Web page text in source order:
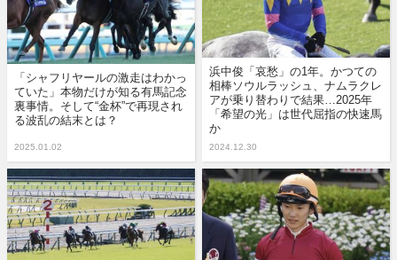
「シャフリヤールの激走はわかっ
ていた」本物だけが知る有馬記念
裏事情。そして“金杯”で再現され
る波乱の結末とは？
2025.01.02
浜中俊「哀愁」の1年。かつての
相棒ソウルラッシュ、ナムラクレ
アが乗り替わりで結果…2025年
「希望の光」は世代屈指の快速馬
か
2024.12.30